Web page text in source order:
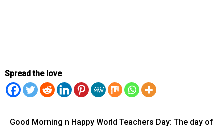
Spread the love
Good Morning n Happy World Teachers Day: The day of